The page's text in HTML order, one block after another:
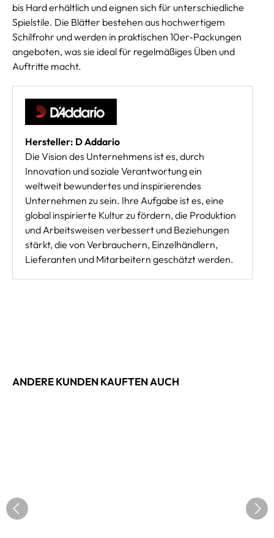
bis Hard erhältlich und eignen sich für unterschiedliche
Spielstile. Die Blätter bestehen aus hochwertigem
Schilfrohr und werden in praktischen 10er-Packungen
angeboten, was sie ideal für regelmäßiges Üben und
Auftritte macht.
Hersteller: D Addario
Die Vision des Unternehmens ist es, durch
Innovation und soziale Verantwortung ein
weltweit bewundertes und inspirierendes
Unternehmen zu sein. Ihre Aufgabe ist es, eine
global inspirierte Kultur zu fördern, die Produktion
und Arbeitsweisen verbessert und Beziehungen
stärkt, die von Verbrauchern, Einzelhändlern,
Lieferanten und Mitarbeitern geschätzt werden.
ANDERE KUNDEN KAUFTEN AUCH